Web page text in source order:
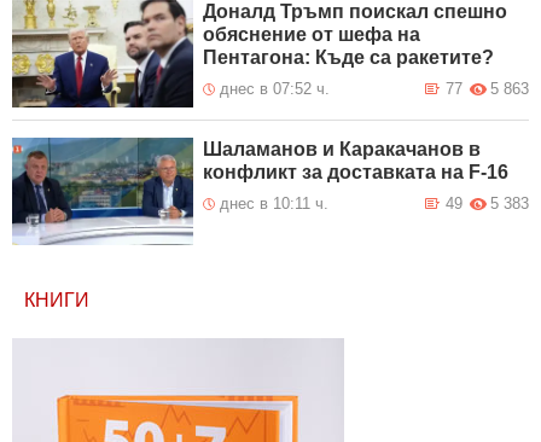
Доналд Тръмп поискал спешно
обяснение от шефа на
Пентагона: Къде са ракетите?
днес в 07:52 ч. 5 863
77
Шаламанов и Каракачанов в
конфликт за доставката на F-16
днес в 10:11 ч. 5 383
49
КНИГИ